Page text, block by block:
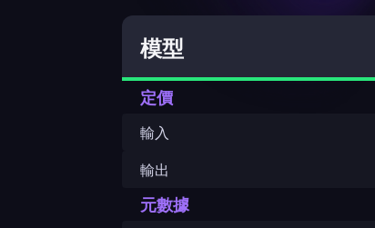
模型
定價
輸入
輸出
元數據